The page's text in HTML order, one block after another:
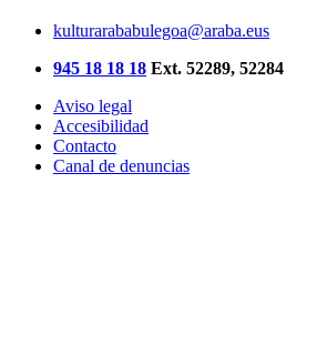
kulturarababulegoa@araba.eus
945 18 18 18 Ext. 52289, 52284
Aviso legal
Accesibilidad
Contacto
Canal de denuncias